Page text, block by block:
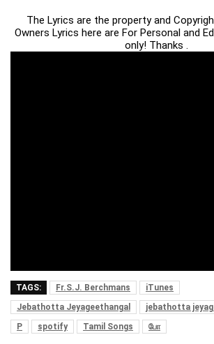
The Lyrics are the property and
Owners Lyrics here are For Personal and
only! Thanks .
TAGS: Fr.S.J. Berchmans
iTunes
Jebathotta Jeyageethangal
jebathotta
P
spotify Tamil Songs போ